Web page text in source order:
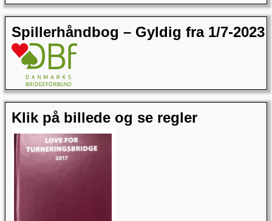
Spillerhåndbog – Gyldig fra 1/7-2023
Klik på billede og se regler